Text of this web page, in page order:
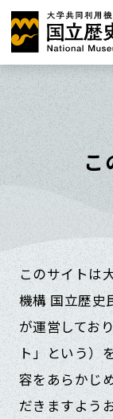
こ
このサイトは
機構 国立歴史
が運営してお
ト」という）
容をあらかじ
だきますよう